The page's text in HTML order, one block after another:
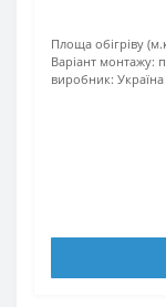
Площа обігріву
Варіант монтажу:
виробник: